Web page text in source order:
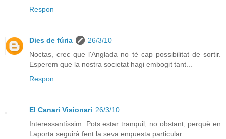
Respon
Dies de fúria
26/3/10
Noctas, crec que l'Anglada no té cap possibilitat de sortir.
Esperem que la nostra societat hagi embogit tant...
Respon
El Canari Visionari 26/3/10
Interessantíssim. Pots estar tranquil, no obstant, perquè en
Laporta seguirà fent la seva enquesta particular.